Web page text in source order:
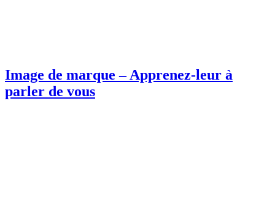
Image de marque – Apprenez-leur à
parler de vous